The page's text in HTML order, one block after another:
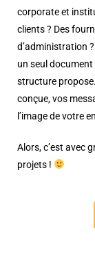
corporate et
clients ? Des
d’administration ?
un seul
structure
conçue, vos
l’image de votre
Alors, c’est avec
projets !